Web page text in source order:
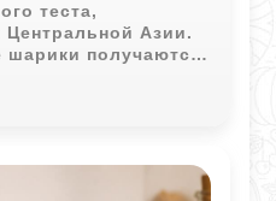
теста,
Центральной Азии.
получаются
подходят для